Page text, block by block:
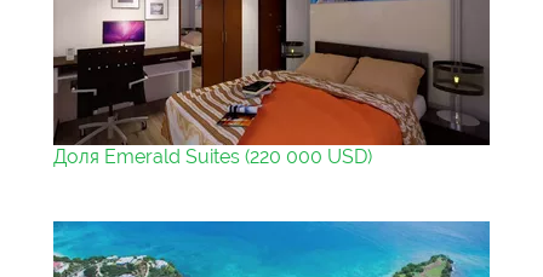
Доля Emerald Suites (220 000 USD)